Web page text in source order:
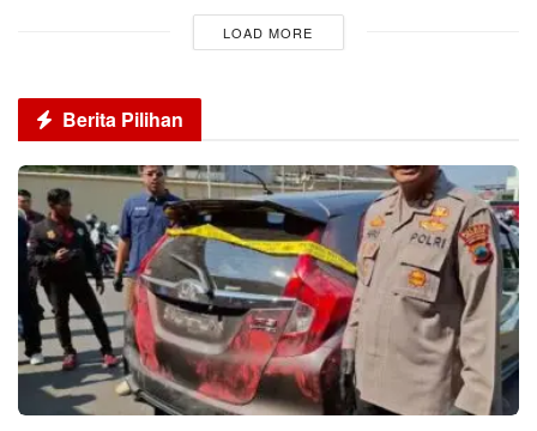
LOAD MORE
Berita Pilihan